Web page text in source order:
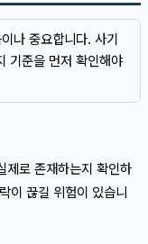
나 중요합니다. 사기
기준을 먼저 확인해야
제로 존재하는지 확인하
이 끊길 위험이 있습니